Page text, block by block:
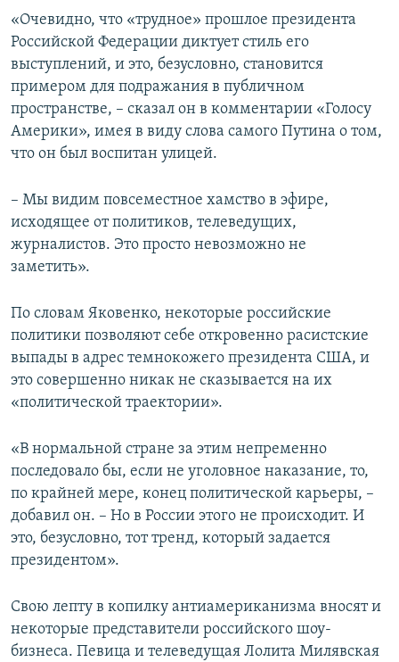
«Очевидно, что «трудное» прошлое президента
Российской Федерации диктует стиль его
выступлений, и это, безусловно, становится
примером для подражания в публичном
пространстве, – сказал он в комментарии «Голосу
Америки», имея в виду слова самого Путина о том,
что он был воспитан улицей.
– Мы видим повсеместное хамство в эфире,
исходящее от политиков, телеведущих,
журналистов. Это просто невозможно не
заметить».
По словам Яковенко, некоторые российские
политики позволяют себе откровенно расистские
выпады в адрес темнокожего президента США, и
это совершенно никак не сказывается на их
«политической траектории».
«В нормальной стране за этим непременно
последовало бы, если не уголовное наказание, то,
по крайней мере, конец политической карьеры, –
добавил он. – Но в России этого не происходит. И
это, безусловно, тот тренд, который задается
президентом».
Свою лепту в копилку антиамериканизма вносят и
некоторые представители российского шоу-
бизнеса. Певица и телеведущая Лолита Милявская